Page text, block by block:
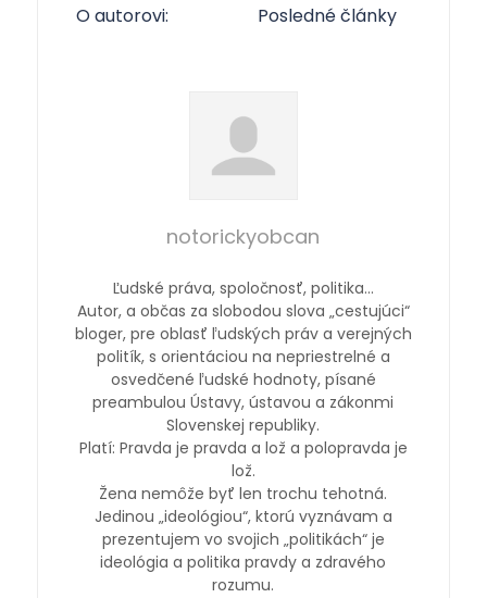
O autorovi: Posledné články
notorickyobcan
Ľudské práva, spoločnosť, politika…
Autor, a občas za slobodou slova „cestujúci“
bloger, pre oblasť ľudských práv a verejných
politík, s orientáciou na nepriestrelné a
osvedčené ľudské hodnoty, písané
preambulou Ústavy, ústavou a zákonmi
Slovenskej republiky.
Platí: Pravda je pravda a lož a polopravda je
lož.
Žena nemôže byť len trochu tehotná.
Jedinou „ideológiou“, ktorú vyznávam a
prezentujem vo svojich „politikách“ je
ideológia a politika pravdy a zdravého
rozumu.